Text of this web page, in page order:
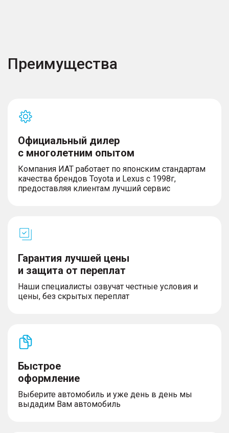
Преимущества
Официальный дилер
с многолетним опытом
Компания ИАТ работает по японским стандартам
качества брендов Toyota и Lexus с 1998г,
предоставляя клиентам лучший сервис
Гарантия лучшей цены
и защита от переплат
Наши специалисты озвучат честные условия и
цены, без скрытых переплат
Быстрое
оформление
Выберите автомобиль и уже день в день мы
выдадим Вам автомобиль